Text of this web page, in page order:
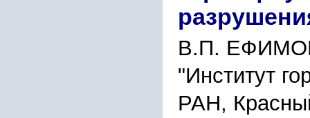
В.П.
"Институт
РАН,